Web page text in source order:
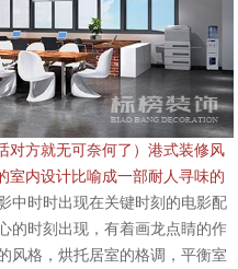
对方就无可奈何了）港式装修风
室内设计比喻成一部耐人寻味的
电影中时时出现在关键时刻的电影配
时刻出现，有着画龙点睛的作
风格，烘托居室的格调，平衡室